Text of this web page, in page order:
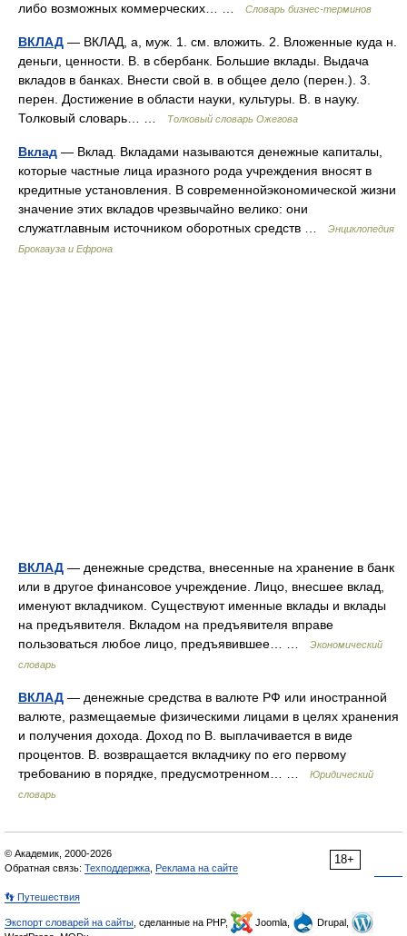
либо возможных коммерческих… …
Словарь бизнес-терминов
ВКЛАД — ВКЛАД, а, муж. 1. см. вложить. 2. Вложенные куда н.
деньги, ценности. В. в сбербанк. Большие вклады. Выдача
вкладов в банках. Внести свой в. в общее дело (перен.). 3.
перен. Достижение в области науки, культуры. В. в науку.
Толковый словарь… …
Толковый словарь Ожегова
Вклад — Вклад. Вкладами называются денежные капиталы,
которые частные лица иразного рода учреждения вносят в
кредитные установления. В современнойэкономической жизни
значение этих вкладов чрезвычайно велико: они
служатглавным источником оборотных средств …
Энциклопедия
Брокгауза и Ефрона
ВКЛАД — денежные средства, внесенные на хранение в банк
или в другое финансовое учреждение. Лицо, внесшее вклад,
именуют вкладчиком. Существуют именные вклады и вклады
на предъявителя. Вкладом на предъявителя вправе
пользоваться любое лицо, предъявившее… …
Экономический
словарь
ВКЛАД — денежные средства в валюте РФ или иностранной
валюте, размещаемые физическими лицами в целях хранения
и получения дохода. Доход по В. выплачивается в виде
процентов. В. возвращается вкладчику по его первому
требованию в порядке, предусмотренном… …
Юридический
словарь
18+
© Академик, 2000-2026
Обратная связь: Техподдержка Реклама на сайте
👣 Путешествия
Экспорт словарей на сайты , сделанные на PHP, Joomla,
Drupal,